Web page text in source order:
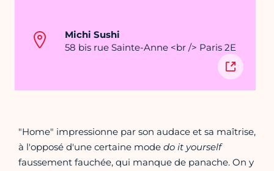
Michi Sushi
58 bis rue Sainte-Anne <br /> Paris 2E
"Home" impressionne par son audace et sa maîtrise,
à l'opposé d'une certaine mode do it yourself
faussement fauchée, qui manque de panache. On y